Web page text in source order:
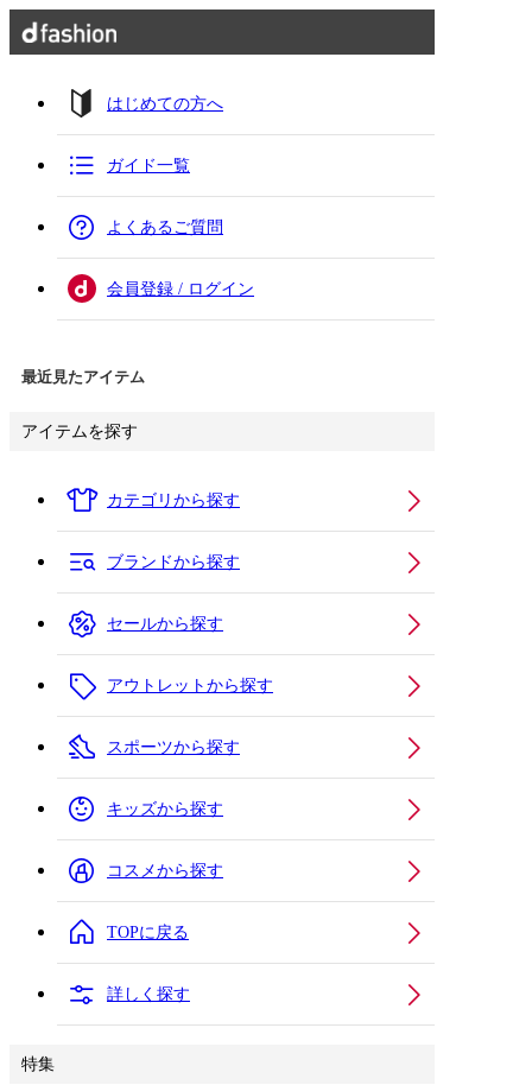
はじめての方へ
ガイド一覧
よくあるご質問
会員登録 / ログイン
最近見たアイテム
アイテムを探す
カテゴリから探す
ブランドから探す
セールから探す
アウトレットから探す
スポーツから探す
キッズから探す
コスメから探す
TOPに戻る
詳しく探す
特集